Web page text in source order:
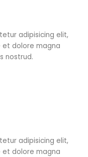
adipisicing elit,
et dolore magna
nostrud.
adipisicing elit,
et dolore magna